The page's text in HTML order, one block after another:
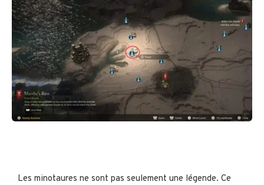
Les minotaures ne sont pas seulement une légende. Ce